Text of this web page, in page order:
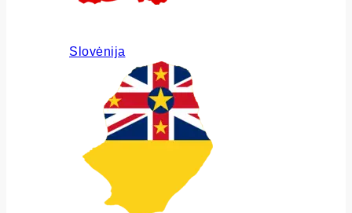
Slovėnija